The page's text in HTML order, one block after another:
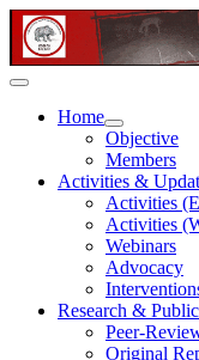
Home
Objective
Members
Activities &
Activities
Activities
Webinars
Advocacy
Research &
Peer-
Original